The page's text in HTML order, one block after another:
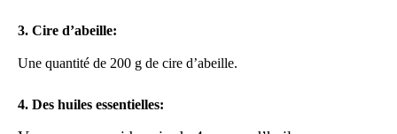
3. Cire d’abeille:
Une quantité de 200 g de cire d’abeille.
4. Des huiles essentielles: